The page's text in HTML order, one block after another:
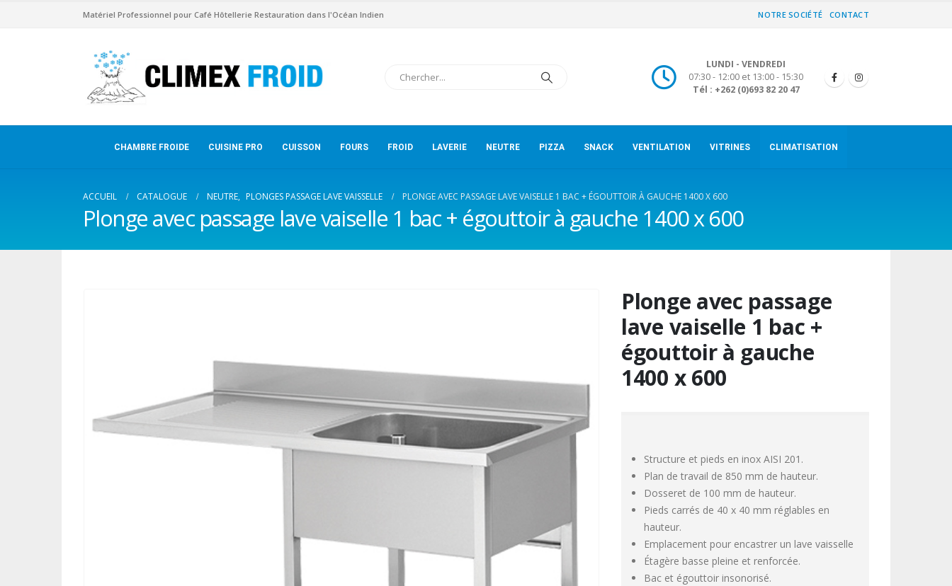
Matériel Professionnel pour Café Hôtellerie Restauration dans l'Océan Indien NOTRE SOCIÉTÉ CONTACT
LUNDI - VENDREDI
07:30 - 12:00 et 13:00 - 15:30
Tél : +262 (0)693 82 20 47
CHAMBRE FROIDE CUISINE PRO CUISSON FOURS FROID LAVERIE NEUTRE PIZZA SNACK VENTILATION VITRINES CLIMATISATION
ACCUEIL CATALOGUE NEUTRE, PLONGES PASSAGE LAVE VAISSELLE PLONGE AVEC PASSAGE LAVE VAISELLE 1 BAC + ÉGOUTTOIR À GAUCHE 1400 X 600
Plonge avec passage lave vaiselle 1 bac + égouttoir à gauche 1400 x 600
Plonge avec passage
lave vaiselle 1 bac +
égouttoir à gauche
1400 x 600
Structure et pieds en inox AISI 201.
Plan de travail de 850 mm de hauteur.
Dosseret de 100 mm de hauteur.
Pieds carrés de 40 x 40 mm réglables en
hauteur.
Emplacement pour encastrer un lave vaisselle
Étagère basse pleine et renforcée.
Bac et égouttoir insonorisé.